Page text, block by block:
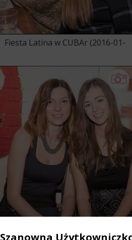
Fiesta Latina w CUBAr (2016-01-
Szanowna